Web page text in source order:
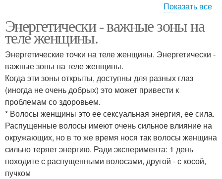
Акупрессурные точки Активные точки
Точки на экваторе
Показать все
Энергетически - важные зоны на
теле женщины.
Энергетические точки на теле женщины. Энергетически -
важные зоны на теле женщины.
Когда эти зоны открыты, доступны для разных глаз
(иногда не очень добрых) это может привести к
проблемам со здоровьем.
* Волосы женщины это ее сексуальная энергия, ее сила.
Распущенные волосы имеют очень сильное влияние на
окружающих, но в то же время нося так волосы женщина
сильно теряет энергию. Ради эксперимента: 1 день
походите с распущенными волосами, другой - с косой,
пучком